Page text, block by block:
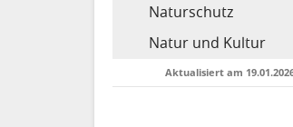
Naturschutz
Natur und Kultur
Aktualisiert am